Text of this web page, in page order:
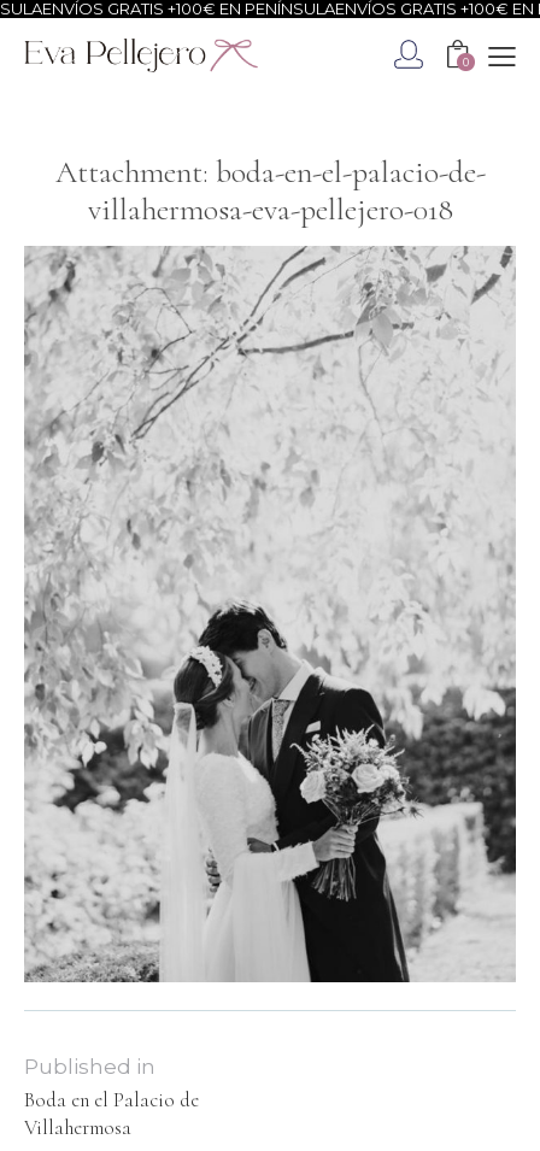
ENVÍOS GRATIS +100€ EN PENÍNSULAENVÍOS GRATIS +100€ EN
0
Attachment: boda-en-el-palacio-de-
villahermosa-eva-pellejero-018
Published in
Boda en el Palacio de
Villahermosa